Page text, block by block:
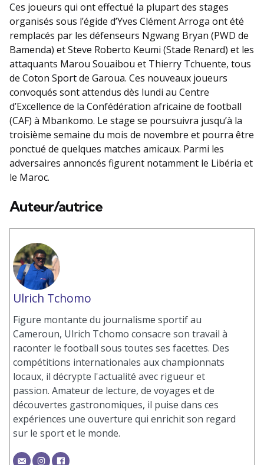
Ces joueurs qui ont effectué la plupart des stages
organisés sous l’égide d’Yves Clément Arroga ont été
remplacés par les défenseurs Ngwang Bryan (PWD de
Bamenda) et Steve Roberto Keumi (Stade Renard) et les
attaquants Marou Souaibou et Thierry Tchuente, tous
de Coton Sport de Garoua. Ces nouveaux joueurs
convoqués sont attendus dès lundi au Centre
d’Excellence de la Confédération africaine de football
(CAF) à Mbankomo. Le stage se poursuivra jusqu’à la
troisième semaine du mois de novembre et pourra être
ponctué de quelques matches amicaux. Parmi les
adversaires annoncés figurent notamment le Libéria et
le Maroc.
Auteur/autrice
Ulrich Tchomo
Figure montante du journalisme sportif au
Cameroun, Ulrich Tchomo consacre son travail à
raconter le football sous toutes ses facettes. Des
compétitions internationales aux championnats
locaux, il décrypte l'actualité avec rigueur et
passion. Amateur de lecture, de voyages et de
découvertes gastronomiques, il puise dans ces
expériences une ouverture qui enrichit son regard
sur le sport et le monde.